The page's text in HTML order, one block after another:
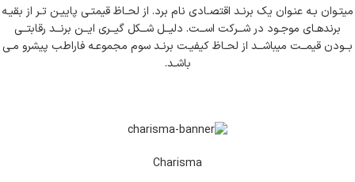
میتـوان بـه عنـوان یک برنـد اقتصـادی نام برد. از لحـاظ قیمتـی پاییـن تـر از بقیـه
برندهـای موجـود در شــرکت اســت. دلیــل شــکل گیــری ایــن برنــد رقابتــی
بــودن قیمــت میباشــد از لحـاظ کیفیـت برنـد سوم مجموعـه فاراطب پیشرو مـی
باشـد.
Charisma